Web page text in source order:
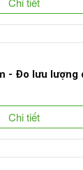
- Đo lưu lượng
Chi tiết